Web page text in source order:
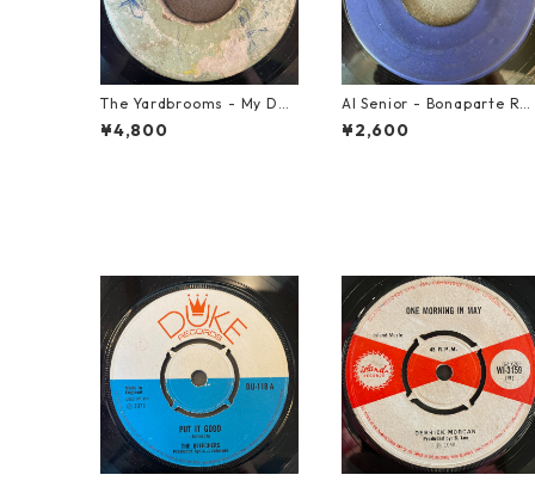
The Yardbrooms - My Des
ire【7-21922】
¥4,800
Al Senior - Bonaparte Ret
reat【7-21861】
¥2,600